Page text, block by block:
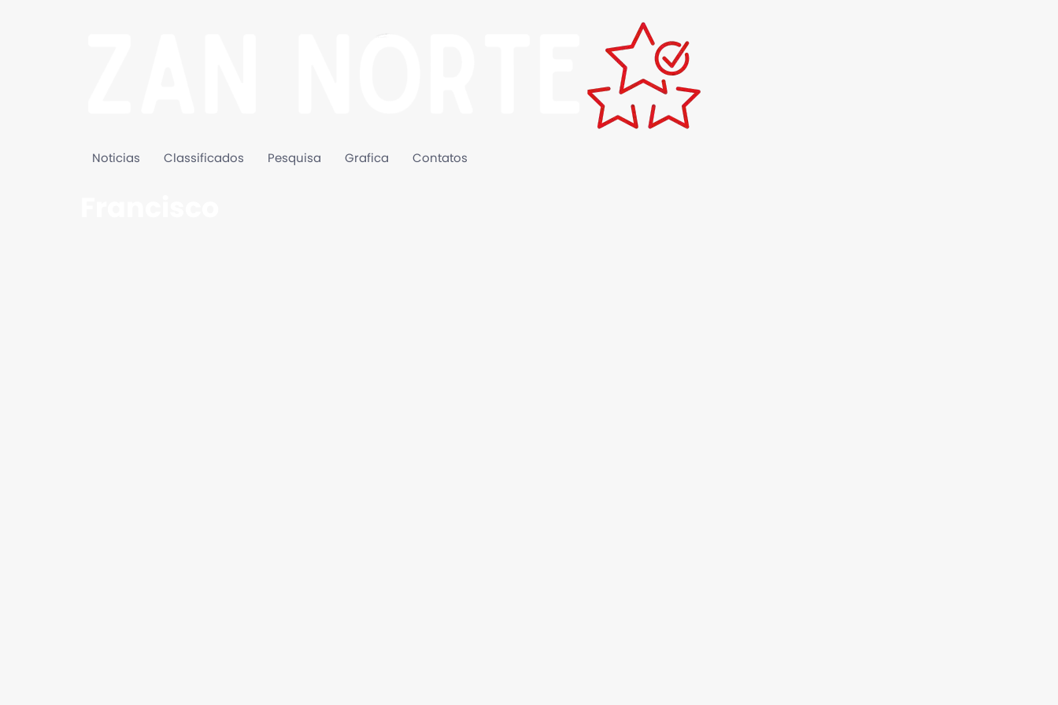
Noticias Classificados Pesquisa Grafica Contatos